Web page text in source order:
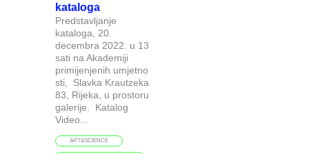
kataloga
Predstavljanje
kataloga, 20.
decembra 2022. u 13
sati na Akademiji
primijenjenih umjetno
sti, Slavka Krautzeka
83, Rijeka, u prostoru
galerije. Katalog
Video...
ART&SCIENCE